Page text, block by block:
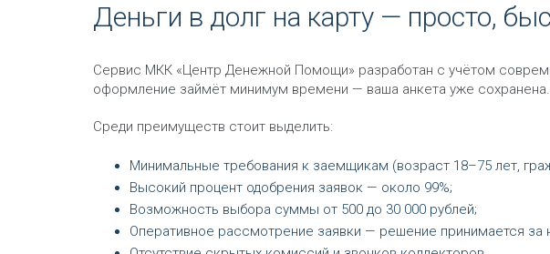
Деньги в долг на карту — просто,
Сервис МКК «Центр Денежной Помощи» разработан с учётом
оформление займёт минимум времени — ваша анкета уже
Среди преимуществ стоит выделить:
Минимальные требования к заемщикам (возраст 18–75 лет,
Высокий процент одобрения заявок — около 99%;
Возможность выбора суммы от 500 до 30 000 рублей;
Оперативное рассмотрение заявки — решение принимается за